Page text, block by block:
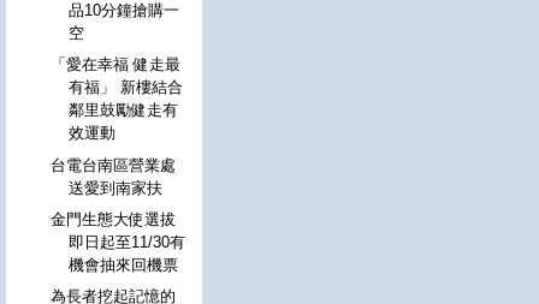
品10分鐘搶購一
空
「愛在幸福 健走最
有福」 新樓結合
鄰里鼓勵健走有
效運動
台電台南區營業處
送愛到南家扶
金門生態大使選拔
即日起至11/30有
機會抽來回機票
為長者挖起記憶的